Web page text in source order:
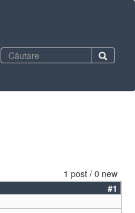
Formular
căutare
1 post / 0 new
#1